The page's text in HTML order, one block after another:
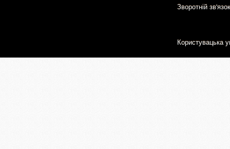
Зворотній зв'язок
Користувацька